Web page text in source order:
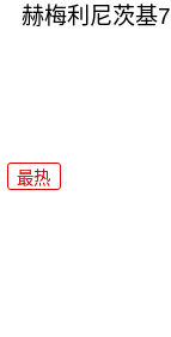
赫梅利尼茨基
最热